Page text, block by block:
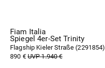
Fiam Italia
Spiegel 4er-Set Trinity
Flagship Kieler Straße (2291854)
890 €UVP 1.940 €